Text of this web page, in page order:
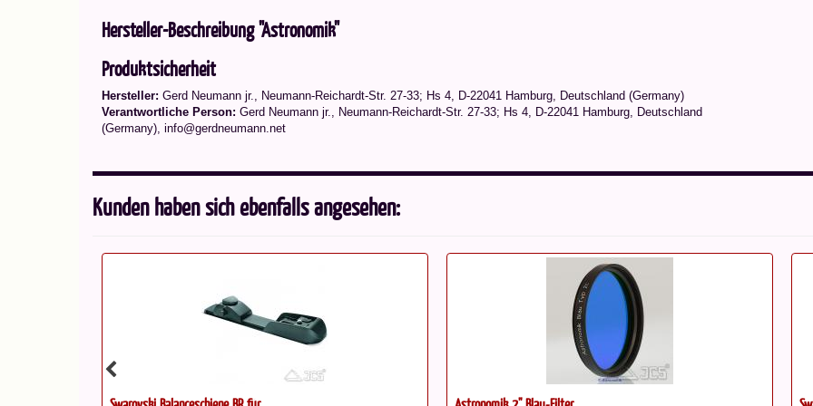
Hersteller-Beschreibung "Astronomik"
Produktsicherheit
Hersteller: Gerd Neumann jr., Neumann-Reichardt-Str. 27-33; Hs 4, D-22041 Hamburg, Deutschland (Germany)
Verantwortliche Person: Gerd Neumann jr., Neumann-Reichardt-Str. 27-33; Hs 4, D-22041 Hamburg, Deutschland
(Germany), info@gerdneumann.net
Kunden haben sich ebenfalls angesehen: